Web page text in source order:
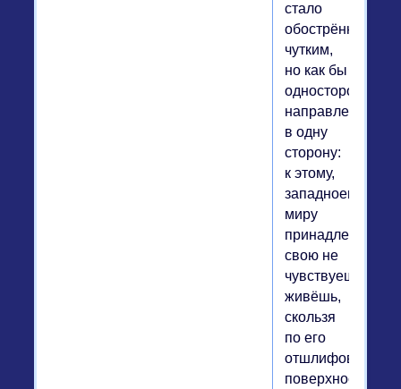
стало
обострённым,
чутким,
но как бы
односторонним,
направленным
в одну
сторону:
к этому,
миру
принадлежность
свою не
чувствуешь,
живёшь,
скользя
по его
отшлифованной
поверхности,